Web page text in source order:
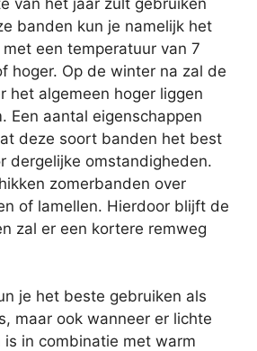
banden kun je namelijk het
een temperatuur van 7
hoger. Op de winter na zal de
het algemeen hoger liggen
Een aantal eigenschappen
deze soort banden het best
dergelijke omstandigheden.
zomerbanden over
of lamellen. Hierdoor blijft de
zal er een kortere remweg
je het beste gebruiken als
maar ook wanneer er lichte
in combinatie met warm